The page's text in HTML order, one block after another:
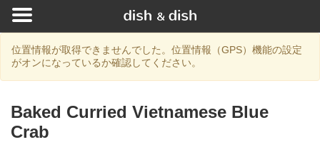
位置情報が取得できませんでした。位置情報（GPS）機能の設定
がオンになっているか確認してください。
Baked Curried Vietnamese Blue
Crab